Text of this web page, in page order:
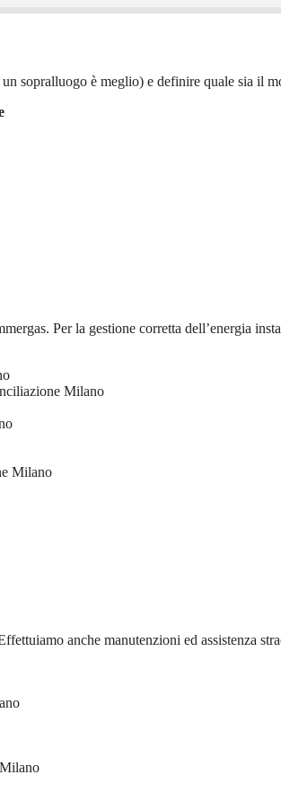
sopralluogo è meglio) e definire quale sia il
Per la gestione corretta dell’energia
Milano
Milano
anche manutenzioni ed assistenza